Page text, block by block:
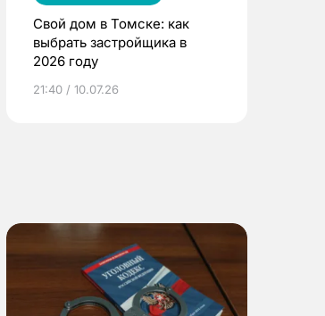
Свой дом в Томске: как
выбрать застройщика в
2026 году
21:40 / 10.07.26